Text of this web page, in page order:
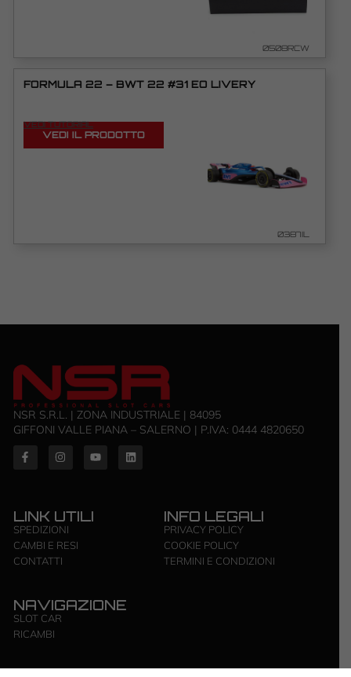
0508RCW
FORMULA 22 – BWT 22 #31 EO LIVERY
VEDI TUTORIAL
VEDI IL PRODOTTO
0387IL
NSR S.R.L. | ZONA INDUSTRIALE | 84095
GIFFONI VALLE PIANA – SALERNO | P.IVA: ‭0444 4820650‬
LINK UTILI
SPEDIZIONI
CAMBI E RESI
CONTATTI
INFO LEGALI
PRIVACY POLICY
COOKIE POLICY
TERMINI E CONDIZIONI
NAVIGAZIONE
SLOT CAR
RICAMBI